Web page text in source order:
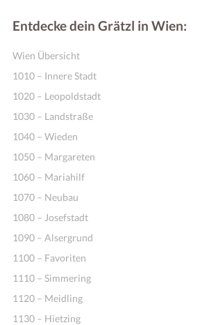
Entdecke dein Grätzl in Wien:
Wien Übersicht
1010 – Innere Stadt
1020 – Leopoldstadt
1030 – Landstraße
1040 – Wieden
1050 – Margareten
1060 – Mariahilf
1070 – Neubau
1080 – Josefstadt
1090 – Alsergrund
1100 – Favoriten
1110 – Simmering
1120 – Meidling
1130 – Hietzing